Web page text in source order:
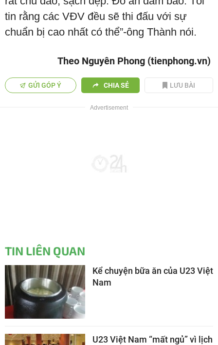
tin rằng các VĐV đều sẽ thi đấu với sự
chuẩn bị cao nhất có thể”-ông Thành nói.
Theo Nguyên Phong (tienphong.vn)
GỬI GÓP Ý CHIA SẺ LƯU BÀI
TIN LIÊN QUAN
Kể chuyện bữa ăn của U23 Việt
Nam
U23 Việt Nam “mất ngủ” vì lịch